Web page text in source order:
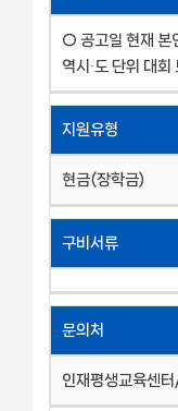
○ 공고일 현재 본
역시∙도 단위 대
지원유형
현금(장학금)
구비서류
문의처
인재평생교육